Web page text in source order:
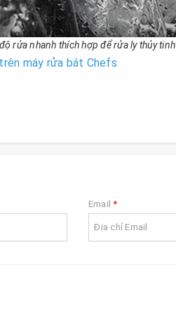
rửa nhanh thích hợp để rửa ly thủy tinh
máy rửa bát Chefs
Email*